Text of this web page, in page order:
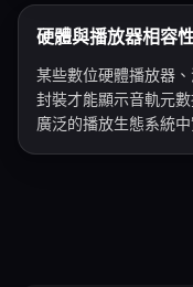
硬體與播放器相容
某些數位硬體播放器
封裝才能顯示音軌元
廣泛的播放生態系統